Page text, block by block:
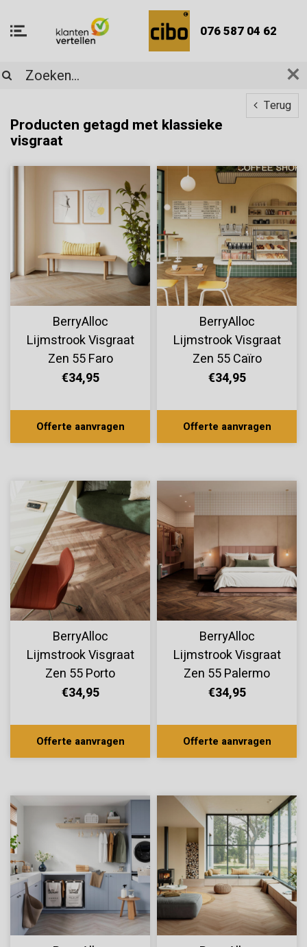
076 587 04 62
Terug
Producten getagd met klassieke
visgraat
BerryAlloc
Lijmstrook Visgraat
Zen 55 Faro
60002269
€34,95
Offerte aanvragen
BerryAlloc
Lijmstrook Visgraat
Zen 55 Caïro
60002268
€34,95
Offerte aanvragen
BerryAlloc
Lijmstrook Visgraat
Zen 55 Porto
60002267
€34,95
Offerte aanvragen
BerryAlloc
Lijmstrook Visgraat
Zen 55 Palermo
60002266
€34,95
Offerte aanvragen